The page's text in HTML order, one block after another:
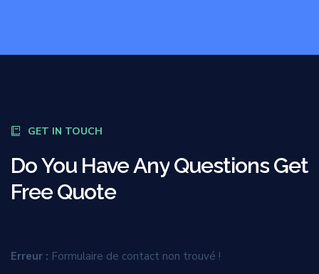
GET IN TOUCH
DoYou HaveAny Questions Get
Free Quote
Erreur : Formulaire de contact non trouvé !